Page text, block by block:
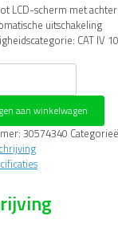
LCD-scherm met
uitschakeling
CAT IV
aan winkelwagen
30574340